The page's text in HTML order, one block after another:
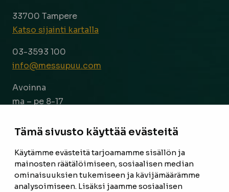
Tämä sivusto käyttää evästeitä
Käytämme evästeitä tarjoamamme sisällön ja
mainosten räätälöimiseen, sosiaalisen median
ominaisuuksien tukemiseen ja kävijämäärämme
analysoimiseen. Lisäksi jaamme sosiaalisen
33700 Tampere
Katso sijainti kartalla
03-3593 100
info@messupuu.com
Avoinna
ma – pe 8-17
ETUSIVU